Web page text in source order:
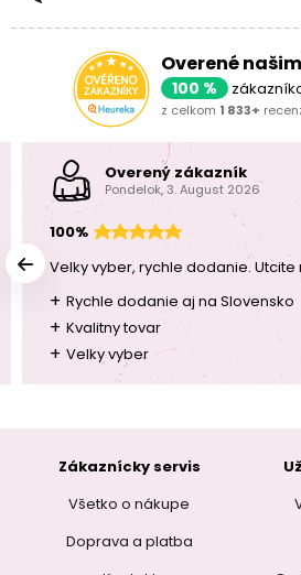
Overené
100 %
z celkom 1 833+
Overený zákazník
Pondelok, 3. August 2026
100%
Velky vyber, rychle dodanie. Utcite
+ Rychle dodanie aj na Slovensko
+ Kvalitny tovar
+ Velky vyber
Zákaznícky servis
Všetko o nákupe
Doprava a platba